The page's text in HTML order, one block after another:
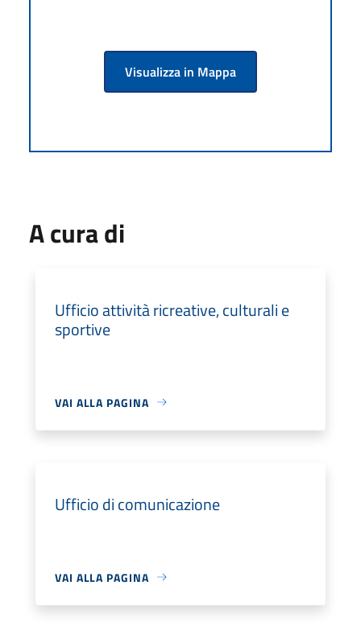
Visualizza in Mappa
A cura di
Ufficio attività ricreative, culturali e
sportive
VAI ALLA PAGINA
Ufficio di comunicazione
VAI ALLA PAGINA